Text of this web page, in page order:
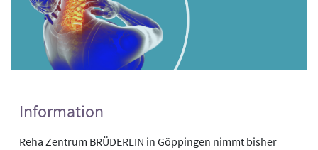
Information
Reha Zentrum BRÜDERLIN in Göppingen nimmt bisher